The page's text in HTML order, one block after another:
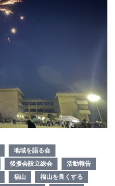
地域を語る会
後援会設立総会
活動報告
福山
福山を良くする